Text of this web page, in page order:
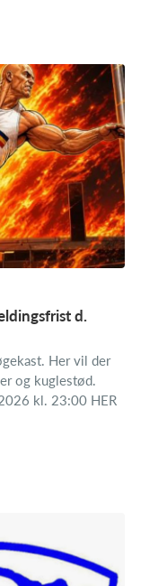
d.
Her vil der
og kuglestød.
kl. 23:00 HER